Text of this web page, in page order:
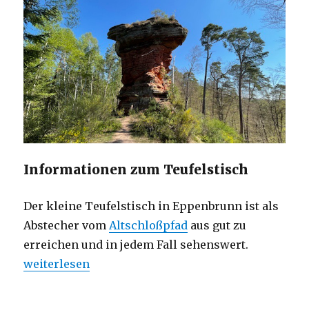
Informationen zum Teufelstisch
Der kleine Teufelstisch in Eppenbrunn ist als
Abstecher vom Altschloßpfad aus gut zu
erreichen und in jedem Fall sehenswert.
„Eppenbrunn – Teufelstisch“
weiterlesen